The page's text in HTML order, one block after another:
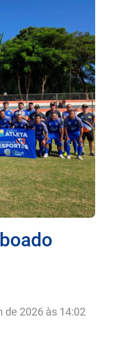
de 2026 às 14:02